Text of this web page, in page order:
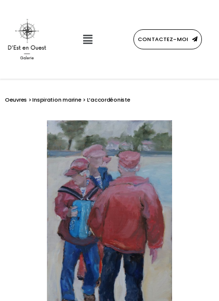
CONTACTEZ-MOI
Oeuvres >Inspiration marine > L’accordéoniste